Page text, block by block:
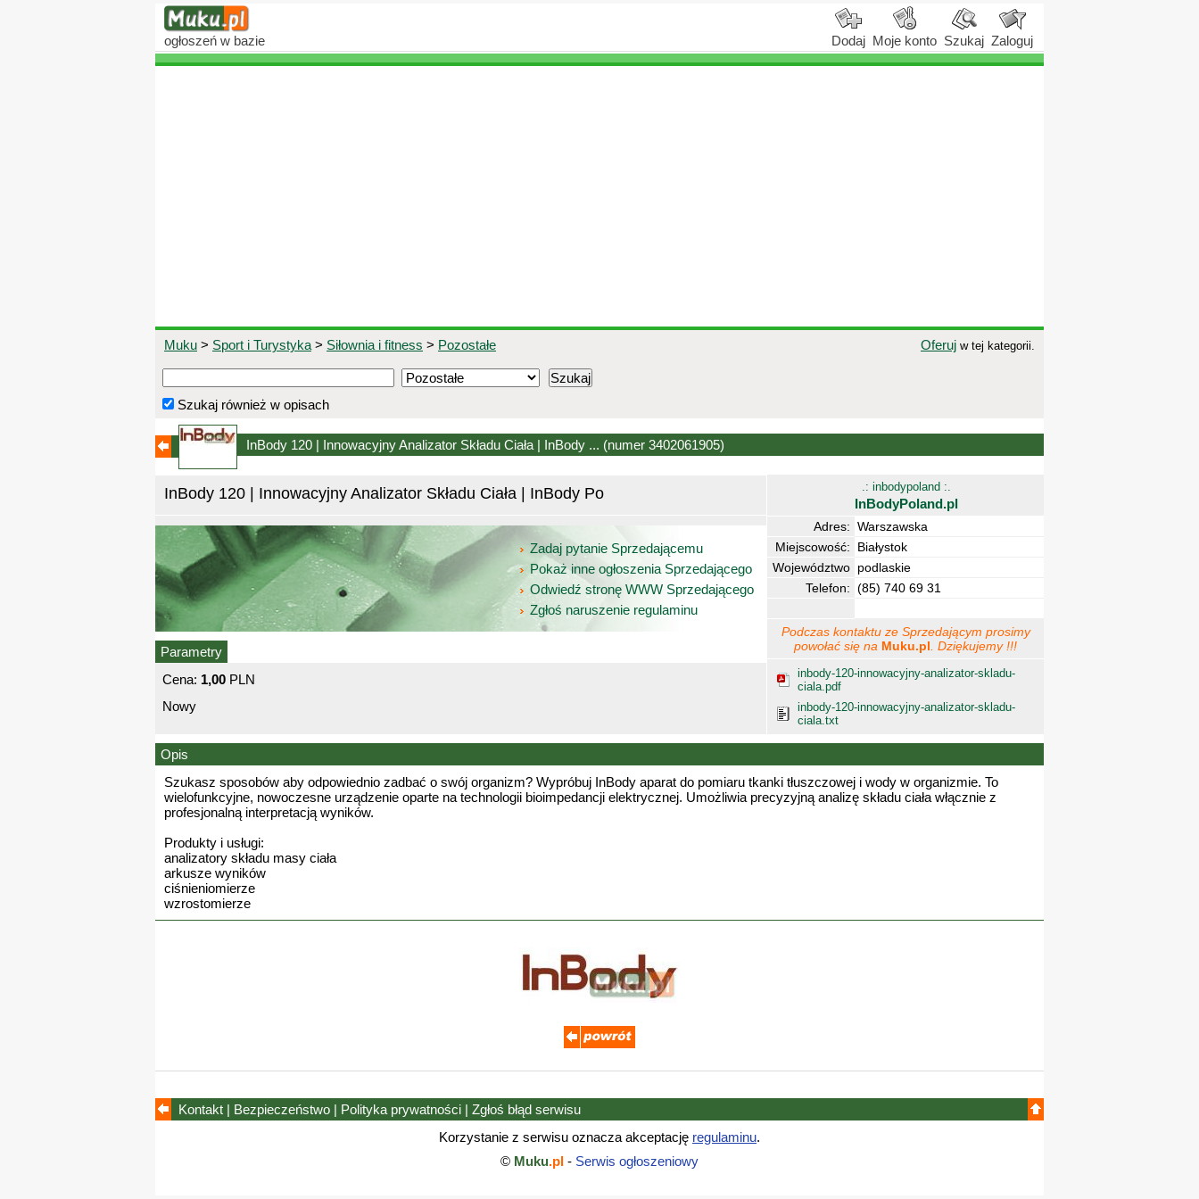
ogłoszeń w bazie Dodaj Moje konto Szukaj Zaloguj
Muku > Sport i Turystyka > Siłownia i fitness > Pozostałe Oferuj w tej kategorii.
Szukaj również w opisach
InBody 120 | Innowacyjny Analizator Składu Ciała | InBody ... (numer 3402061905)
InBody 120 | Innowacyjny Analizator Składu Ciała | InBody Po
Zadaj pytanie Sprzedającemu
Pokaż inne ogłoszenia Sprzedającego
Odwiedź stronę WWW Sprzedającego
Zgłoś naruszenie regulaminu
Parametry
Cena: 1,00 PLN
Nowy
.: inbodypoland :.
InBodyPoland.pl
Adres: Warszawska
Miejscowość:
Białystok
Województwo podlaskie
Telefon: (85) 740 69 31
Podczas kontaktu ze Sprzedającym prosimy
powołać się na Muku.pl . Dziękujemy !!!
inbody-120-innowacyjny-analizator-skladu-
ciala.pdf
inbody-120-innowacyjny-analizator-skladu-
ciala.txt
Opis
Szukasz sposobów aby odpowiednio zadbać o swój organizm? Wypróbuj InBody aparat do pomiaru tkanki tłuszczowej i wody w organizmie. To
wielofunkcyjne, nowoczesne urządzenie oparte na technologii bioimpedancji elektrycznej. Umożliwia precyzyjną analizę składu ciała włącznie z
profesjonalną interpretacją wyników.
Produkty i usługi:
analizatory składu masy ciała
arkusze wyników
ciśnieniomierze
wzrostomierze
Kontakt | Bezpieczeństwo | Polityka prywatności | Zgłoś błąd serwisu
Korzystanie z serwisu oznacza akceptację regulaminu.
© Muku.pl - Serwis ogłoszeniowy